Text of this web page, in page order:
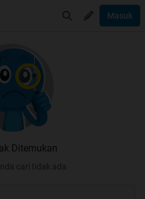
Masuk
Ditemukan
cari tidak ada